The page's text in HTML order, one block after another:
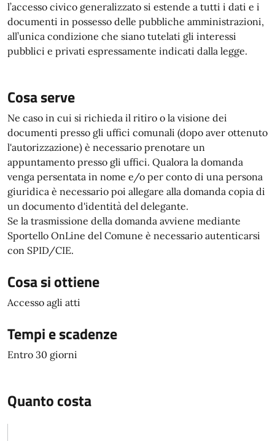
l’accesso civico generalizzato si estende a tutti i dati e i
documenti in possesso delle pubbliche amministrazioni,
all’unica condizione che siano tutelati gli interessi
pubblici e privati espressamente indicati dalla legge.
Cosa serve
Ne caso in cui si richieda il ritiro o la visione dei
documenti presso gli uffici comunali (dopo aver ottenuto
l'autorizzazione) è necessario prenotare un
appuntamento presso gli uffici. Qualora la domanda
venga persentata in nome e/o per conto di una persona
giuridica è necessario poi allegare alla domanda copia di
un documento d'identità del delegante.
Se la trasmissione della domanda avviene mediante
Sportello OnLine del Comune è necessario autenticarsi
con SPID/CIE.
Cosa si ottiene
Accesso agli atti
Tempi e scadenze
Entro 30 giorni
Quanto costa